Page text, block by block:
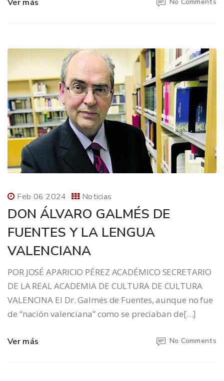
Ver más
Feb 06 2024 Noticias
DON ÁLVARO GALMÉS DE
FUENTES Y LA LENGUA
VALENCIANA
POR JOSÉ APARICIO PÉREZ ACADÉMICO SECRETARIO
DE LA REAL ACADEMIA DE CULTURA DE CULTURA
VALENCINA El Dr. Galmés de Fuentes, aunque no fue
de “nación valenciana” como se preciaban de[…]
Ver más No Comments